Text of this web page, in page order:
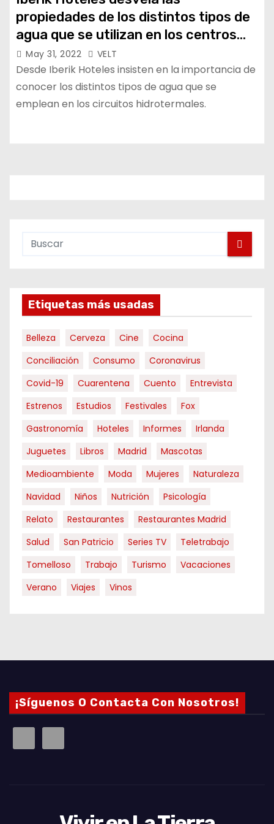
propiedades de los distintos tipos de
agua que se utilizan en los centros
hidrotermales
May 31, 2022 VELT
Desde Iberik Hoteles insisten en la importancia de
conocer los distintos tipos de agua que se
emplean en los circuitos hidrotermales.
Etiquetas más usadas
Belleza Cerveza Cine
Cocina
Conciliación
Consumo
Coronavirus
Covid-19
Cuarentena Cuento
Entrevista
Estrenos
Estudios Festivales
Fox
Gastronomía
Hoteles Informes
Irlanda
Juguetes
Libros Madrid
Mascotas
Medioambiente
Moda Mujeres
Naturaleza
Navidad
Niños Nutrición
Psicología
Relato
Restaurantes
Restaurantes Madrid
Salud
San Patricio Series TV
Teletrabajo
Tomelloso
Trabajo Turismo
Vacaciones
Verano
Viajes Vinos
¡Síguenos O Contacta Con Nosotros!